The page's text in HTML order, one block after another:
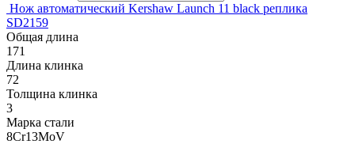
Нож автоматический Kershaw Launch 11 black реплика
SD2159
Общая длина
171
Длина клинка
72
Толщина клинка
3
Марка стали
8Cr13MoV